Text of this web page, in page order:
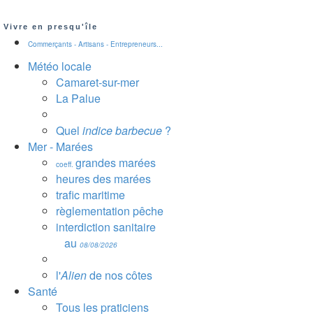
Vivre en presqu'île
Commerçants - Artisans - Entrepreneurs...
Météo locale
Camaret-sur-mer
La Palue
Quel indice barbecue ?
Mer - Marées
coeff. grandes marées
heures des marées
trafic maritime
règlementation pêche
interdiction sanitaire
au 08/08/2026
l'Aliende nos côtes
Santé
Tous les praticiens